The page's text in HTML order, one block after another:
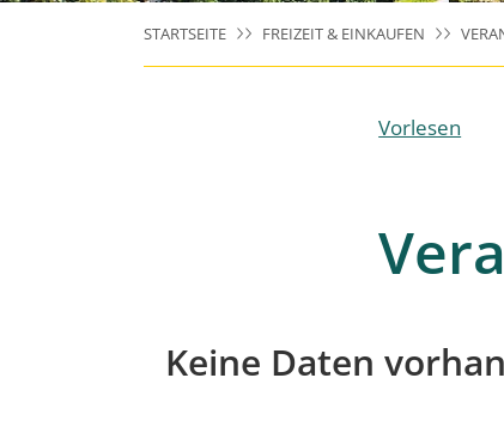
STARTSEITE FREIZEIT & EINKAUFEN
Vorlesen
Keine Daten